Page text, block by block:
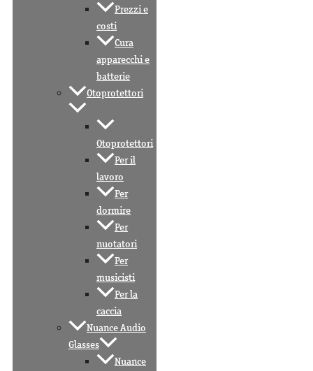
Prezzi e
costi
Cura
apparecchi e
batterie
Otoprotettori
Otoprotettori
Per il
lavoro
Per
dormire
Per
nuotatori
Per
musicisti
Per la
caccia
Nuance Audio
Glasses
Nuance